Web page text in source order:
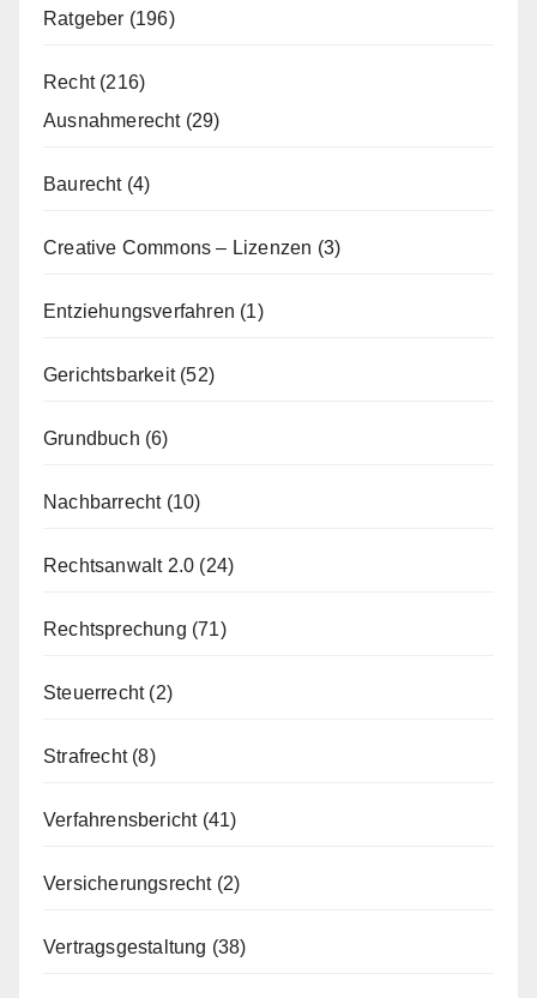
Ratgeber (196)
Recht(216)
Ausnahmerecht(29)
Baurecht(4)
Creative Commons – Lizenzen (3)
Entziehungsverfahren (1)
Gerichtsbarkeit(52)
Grundbuch (6)
Nachbarrecht(10)
Rechtsanwalt 2.0 (24)
Rechtsprechung (71)
Steuerrecht(2)
Strafrecht(8)
Verfahrensbericht(41)
Versicherungsrecht(2)
Vertragsgestaltung (38)